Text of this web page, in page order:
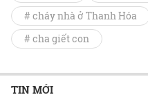
# cháy nhà ở Thanh Hóa
# cha giết con
TIN MỚI